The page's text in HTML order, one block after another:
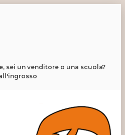
sei un venditore o una scuola?